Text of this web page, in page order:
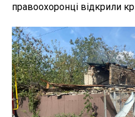
правоохоронці відкрили